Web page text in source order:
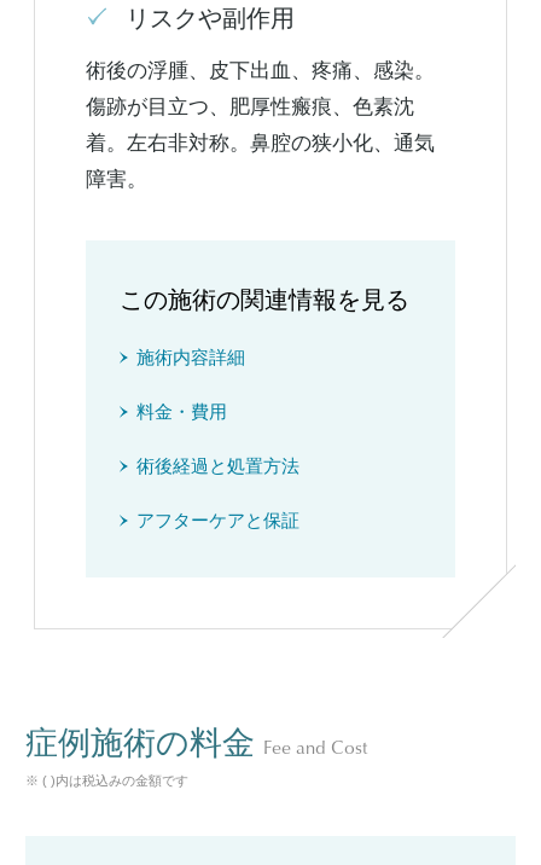
リスクや副作用
術後の浮腫、皮下出血、疼痛、感染。
傷跡が目立つ、肥厚性瘢痕、色素沈
着。左右非対称。鼻腔の狭小化、通気
障害。
この施術の関連情報を見る
施術内容詳細
料金・費用
術後経過と処置方法
アフターケアと保証
症例施術の料金 Fee and Cost
※ ( )内は税込みの金額です